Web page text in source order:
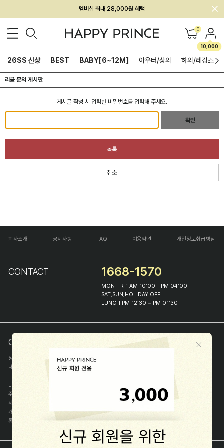
멤버십 최대 28,000원 혜택
0
10,000
26SS 신상 BEST BABY[6~12M] 아우터/상의 하의/레깅스
리콜 문의 게시판
게시글 작성 시 입력한 비밀번호를 입력해 주세요.
확인
목록
취소
회사소개 공지사항 FAQ 이용약관 개인정보취급방침
CONTACT 1668-1570
MON-FRI : AM 10:00 - PM 04:00
SAT,SUN,HOLIDAY OFF
LUNCH PM 12:30 ~ PM 01:30
COMPANY INFO
상호
(주)해피프린스
대표
이화진
TEL
E-MAIL
주소
사업자등록번호
개인정보관리자
이화진
통신판매신고번호
제 2018-서울종로-1384 호[사업자정보확인]